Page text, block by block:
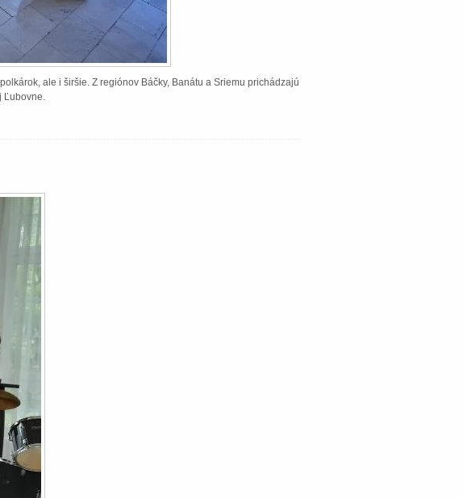
ale i širšie. Z regiónov Báčky, Banátu a Sriemu prichádzajú
Ľubovne.